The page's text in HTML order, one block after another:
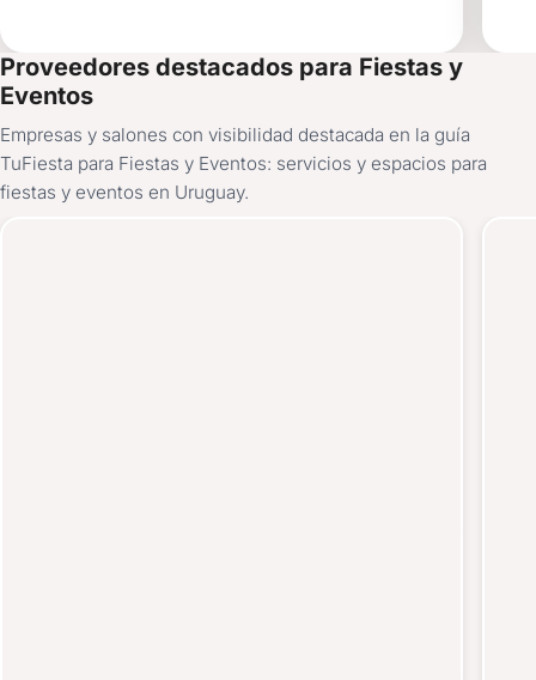
Proveedores destacados para Fiestas y
Eventos
Empresas y salones con visibilidad destacada en la guía
TuFiesta para Fiestas y Eventos: servicios y espacios para
fiestas y eventos en Uruguay.